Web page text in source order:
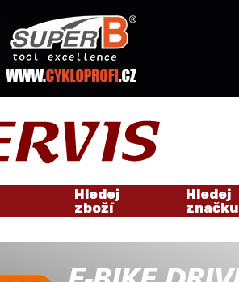
Hledej
zboží
Hledej
značku